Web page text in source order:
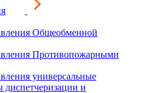
Общеобменной
Противопожарными
универсальные
и